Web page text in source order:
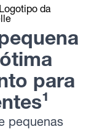
para
pequenas